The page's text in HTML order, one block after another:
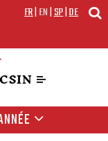
FR|EN|SP|DE